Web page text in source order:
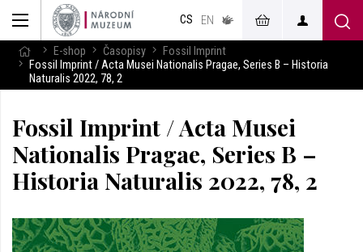
CS EN
v českém
jazyce
E-shop Časopisy
Fossil Imprint
Fossil Imprint / Acta Musei Nationalis Pragae, Series B – Historia
Naturalis 2022, 78, 2
Fossil Imprint / Acta Musei
Nationalis Pragae, Series B –
Historia Naturalis 2022, 78, 2